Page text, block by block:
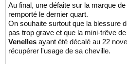
Au final, une défaite sur la marque de 89-73 non sans avoir
remporté le dernier quart.
On souhaite surtout que la blessure
pas trop grave et que la mini-trêve
Venelles ayant été décalé au 22
récupérer l'usage de sa cheville.